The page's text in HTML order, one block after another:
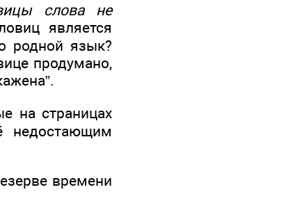
слова не
является
родной язык?
продумано,
на страницах
недостающим
времени